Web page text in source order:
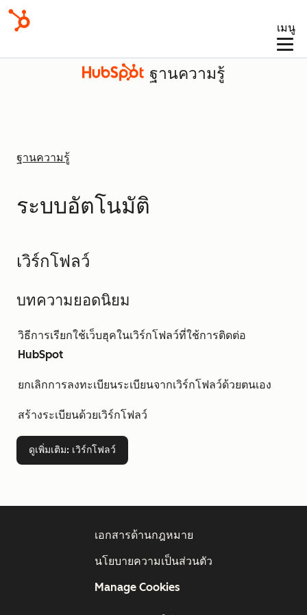
เมนู
ฐานความรู้
ฐานความรู้
ระบบอัตโนมัติ
เวิร์กโฟลว์
บทความยอดนิยม
วิธีการเรียกใช้เว็บฮุคในเวิร์กโฟลว์ที่ใช้การติดต่อ
HubSpot
ยกเลิกการลงทะเบียนระเบียนจากเวิร์กโฟลว์ด้วยตนเอง
สร้างระเบียนด้วยเวิร์กโฟลว์
ดูเพิ่มเติม: เวิร์กโฟลว์
เอกสารด้านกฎหมาย
นโยบายความเป็นส่วนตัว
Manage Cookies